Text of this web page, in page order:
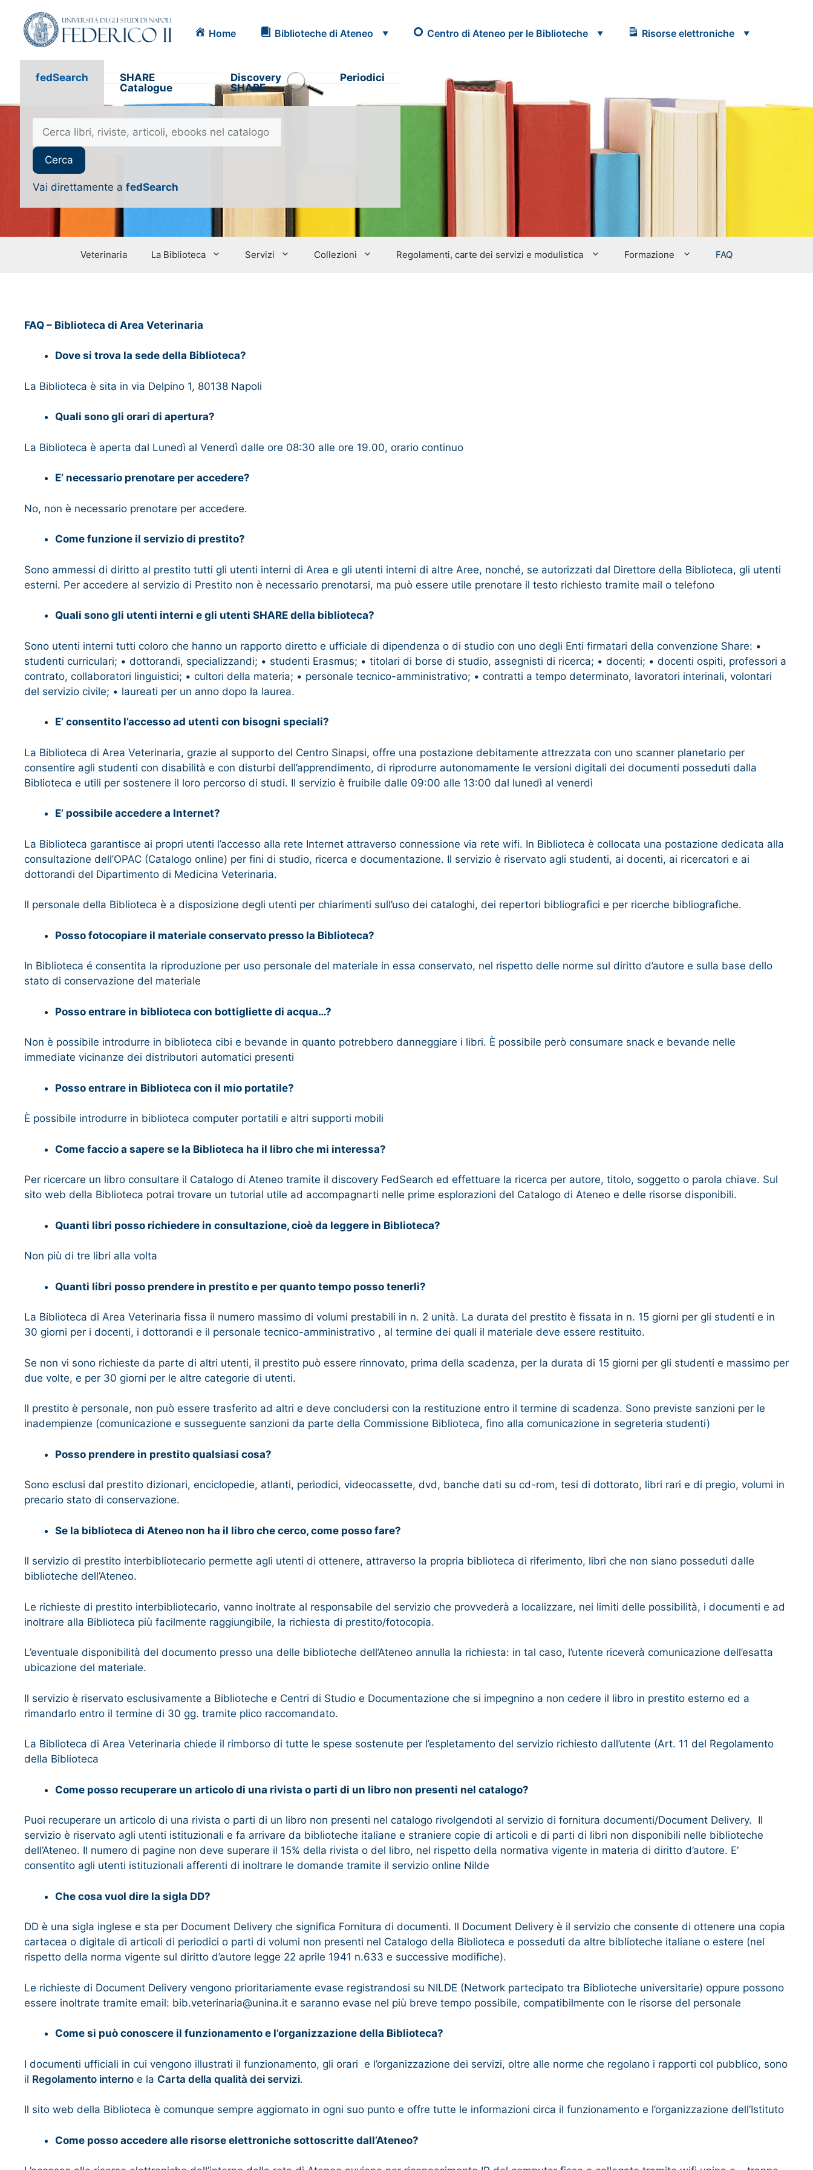
Home Biblioteche di Ateneo Centro di Ateneo per le Biblioteche Risorse elettroniche
fedSearch
SHARE
Catalogue
Discovery
SHARE
Periodici
Vai direttamente a fedSearch
Veterinaria La Biblioteca Servizi Collezioni Regolamenti, carte dei servizi e modulistica Formazione FAQ
FAQ – Biblioteca di Area Veterinaria
Dove si trova la sede della Biblioteca?
La Biblioteca è sita in via Delpino 1, 80138 Napoli
Quali sono gli orari di apertura?
La Biblioteca è aperta dal Lunedì al Venerdì dalle ore 08:30 alle ore 19.00, orario continuo
E’ necessario prenotare per accedere?
No, non è necessario prenotare per accedere.
Come funzione il servizio di prestito?
Sono ammessi di diritto al prestito tutti gli utenti interni di Area e gli utenti interni di altre Aree, nonché, se autorizzati dal Direttore della Biblioteca, gli utenti
esterni. Per accedere al servizio di Prestito non è necessario prenotarsi, ma può essere utile prenotare il testo richiesto tramite mail o telefono
Quali sono gli utenti interni e gli utenti SHARE della biblioteca?
Sono utenti interni tutti coloro che hanno un rapporto diretto e ufficiale di dipendenza o di studio con uno degli Enti firmatari della convenzione Share: •
studenti curriculari; • dottorandi, specializzandi; • studenti Erasmus; • titolari di borse di studio, assegnisti di ricerca; • docenti; • docenti ospiti, professori a
contrato, collaboratori linguistici; • cultori della materia; • personale tecnico-amministrativo; • contratti a tempo determinato, lavoratori interinali, volontari
del servizio civile; • laureati per un anno dopo la laurea.
E’ consentito l’accesso ad utenti con bisogni speciali?
La Biblioteca di Area Veterinaria, grazie al supporto del Centro Sinapsi, offre una postazione ​debitamente attrezzata con uno scanner planetario per
consentire agli studenti con disabilità e con disturbi dell’apprendimento, di ​riprodurre autonomamente le versioni digitali dei documenti posseduti dalla
Biblioteca e utili per sostenere il loro percorso di studi​. Il servizio è fruibile dalle 09:00 alle 13:00 dal lunedì al venerdì
E’ possibile accedere a Internet?
La Biblioteca garantisce ai propri utenti l’accesso alla rete Internet attraverso connessione via rete wifi. In Biblioteca è collocata una postazione dedicata alla
consultazione dell’OPAC (Catalogo online) per fini di studio, ricerca e documentazione. Il servizio è riservato agli studenti, ai docenti, ai ricercatori e ai
dottorandi del Dipartimento di Medicina Veterinaria.
Il personale della Biblioteca è a disposizione degli utenti per chiarimenti sull’uso dei cataloghi, dei repertori bibliografici e per ricerche bibliografiche.
Posso fotocopiare il materiale conservato presso la Biblioteca?
In Biblioteca é consentita la riproduzione per uso personale del materiale in essa conservato, nel rispetto delle norme sul diritto d’autore e sulla base dello
stato di conservazione del materiale
Posso entrare in biblioteca con bottigliette di acqua…?
Non è possibile introdurre in biblioteca cibi e bevande in quanto potrebbero danneggiare i libri. È possibile però consumare snack e bevande nelle
immediate vicinanze dei distributori automatici presenti
Posso entrare in Biblioteca con il mio portatile?
È possibile introdurre in biblioteca computer portatili e altri supporti mobili
Come faccio a sapere se la Biblioteca ha il libro che mi interessa?
Per ricercare un libro consultare il Catalogo di Ateneo tramite il discovery FedSearch ed effettuare la ricerca per autore, titolo, soggetto o parola chiave. Sul
sito web della Biblioteca potrai trovare un tutorial utile ad accompagnarti nelle prime esplorazioni del Catalogo di Ateneo e delle risorse disponibili.
Quanti libri posso richiedere in consultazione, cioè da leggere in Biblioteca?
Non più di tre libri alla volta
Quanti libri posso prendere in prestito e per quanto tempo posso tenerli?
La Biblioteca di Area Veterinaria fissa il numero massimo di volumi prestabili in n. 2 unità. La durata del prestito è fissata in n. 15 giorni per gli studenti e in
30 giorni per i docenti, i dottorandi e il personale tecnico-amministrativo , al termine dei quali il materiale deve essere restituito.
Se non vi sono richieste da parte di altri utenti, il prestito può essere rinnovato, prima della scadenza, per la durata di 15 giorni per gli studenti e massimo per
due volte, e per 30 giorni per le altre categorie di utenti.
Il prestito è personale, non può essere trasferito ad altri e deve concludersi con la restituzione entro il termine di scadenza. Sono previste sanzioni per le
inadempienze (comunicazione e susseguente sanzioni da parte della Commissione Biblioteca, fino alla comunicazione in segreteria studenti)
Posso prendere in prestito qualsiasi cosa?
Sono esclusi dal prestito dizionari, enciclopedie, atlanti, periodici, videocassette, dvd, banche dati su cd-rom, tesi di dottorato, libri rari e di pregio, volumi in
precario stato di conservazione.
Se la biblioteca di Ateneo non ha il libro che cerco, come posso fare?
Il servizio di prestito interbibliotecario permette agli utenti di ottenere, attraverso la propria biblioteca di riferimento, libri che non siano posseduti dalle
biblioteche dell’Ateneo.
Le richieste di prestito interbibliotecario, vanno inoltrate al responsabile del servizio che provvederà a localizzare, nei limiti delle possibilità, i documenti e ad
inoltrare alla Biblioteca più facilmente raggiungibile, la richiesta di prestito/fotocopia.
L’eventuale disponibilità del documento presso una delle biblioteche dell’Ateneo annulla la richiesta: in tal caso, l’utente riceverà comunicazione dell’esatta
ubicazione del materiale.
Il servizio è riservato esclusivamente a Biblioteche e Centri di Studio e Documentazione che si impegnino a non cedere il libro in prestito esterno ed a
rimandarlo entro il termine di 30 gg. tramite plico raccomandato.
La Biblioteca di Area Veterinaria chiede il rimborso di tutte le spese sostenute per l’espletamento del servizio richiesto dall’utente (Art. 11 del Regolamento
della Biblioteca
Come posso recuperare un articolo di una rivista o parti di un libro non presenti nel catalogo?
Puoi recuperare un articolo di una rivista o parti di un libro non presenti nel catalogo rivolgendoti al servizio di fornitura documenti/Document Delivery. Il
servizio è riservato agli utenti istituzionali e fa arrivare da biblioteche italiane e straniere copie di articoli e di parti di libri non disponibili nelle biblioteche
dell’Ateneo. Il numero di pagine non deve superare il 15% della rivista o del libro, nel rispetto della normativa vigente in materia di diritto d’autore. E’
consentito agli utenti istituzionali afferenti di inoltrare le domande tramite il servizio online Nilde
Che cosa vuol dire la sigla DD?
DD è una sigla inglese e sta per Document Delivery che significa Fornitura di documenti. Il Document Delivery è il servizio che consente di ottenere una copia
cartacea o digitale di articoli di periodici o parti di volumi non presenti nel Catalogo della Biblioteca e posseduti da altre biblioteche italiane o estere (nel
rispetto della norma vigente sul diritto d’autore legge 22 aprile 1941 n.633 e successive modifiche).
Le richieste di Document Delivery vengono prioritariamente evase registrandosi su NILDE (Network partecipato tra Biblioteche universitarie) oppure possono
essere inoltrate tramite email: bib.veterinaria@unina.it e saranno evase nel più breve tempo possibile, compatibilmente con le risorse del personale
Come si può conoscere il funzionamento e l’organizzazione della Biblioteca?
I documenti ufficiali in cui vengono illustrati il funzionamento, gli orari e l’organizzazione dei servizi, oltre alle norme che regolano i rapporti col pubblico, sono
il Regolamento interno e la Carta della qualità dei servizi.
Il sito web della Biblioteca è comunque sempre aggiornato in ogni suo punto e offre tutte le informazioni circa il funzionamento e l’organizzazione dell’Istituto
Come posso accedere alle risorse elettroniche sottoscritte dall’Ateneo?